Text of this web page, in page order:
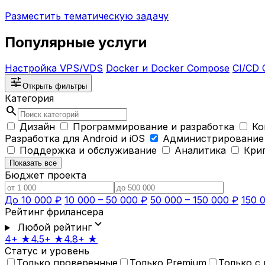
Разместить тематическую задачу
Популярные услуги
Настройка VPS/VDS Docker и Docker Compose CI/CD
tune Открыть фильтры
Категория
search
Дизайн Программирование и разработка
Разработка для Android и iOS
Администрирование
Поддержка и обслуживание
Аналитика
Показать все
Бюджет проекта
До 10 000 ₽ 10 000 – 50 000 ₽ 50 000 – 150 000 ₽ 150
Рейтинг фрилансера
Любой рейтингexpand_more
4+ ★4.5+ ★4.8+ ★
Статус и уровень